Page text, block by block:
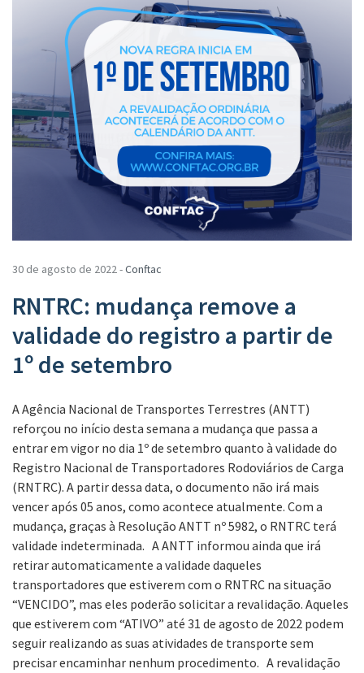
30 de agosto de 2022 -Conftac
RNTRC: mudança remove a
validade do registro a partir de
1º de setembro
A Agência Nacional de Transportes Terrestres (ANTT)
reforçou no início desta semana a mudança que passa a
entrar em vigor no dia 1º de setembro quanto à validade do
Registro Nacional de Transportadores Rodoviários de Carga
(RNTRC). A partir dessa data, o documento não irá mais
vencer após 05 anos, como acontece atualmente. Com a
mudança, graças à Resolução ANTT nº 5982, o RNTRC terá
validade indeterminada. A ANTT informou ainda que irá
retirar automaticamente a validade daqueles
transportadores que estiverem com o RNTRC na situação
“VENCIDO”, mas eles poderão solicitar a revalidação. Aqueles
que estiverem com “ATIVO” até 31 de agosto de 2022 podem
seguir realizando as suas atividades de transporte sem
precisar encaminhar nenhum procedimento. A revalidação